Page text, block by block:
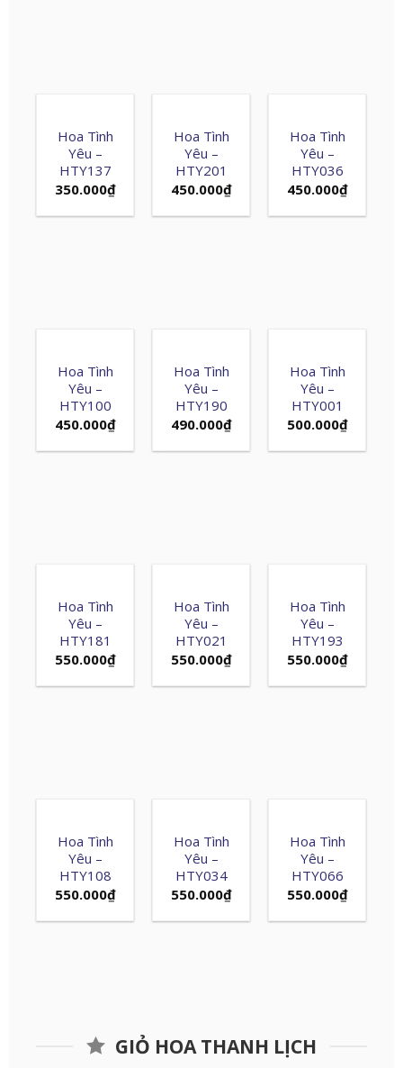
Hoa Tình
Yêu –
HTY137
350.000₫
Hoa Tình
Yêu –
HTY201
450.000₫
Hoa Tình
Yêu –
HTY036
450.000₫
Hoa Tình
Yêu –
HTY100
450.000₫
Hoa Tình
Yêu –
HTY190
490.000₫
Hoa Tình
Yêu –
HTY001
500.000₫
Hoa Tình
Yêu –
HTY181
550.000₫
Hoa Tình
Yêu –
HTY021
550.000₫
Hoa Tình
Yêu –
HTY193
550.000₫
Hoa Tình
Yêu –
HTY108
550.000₫
Hoa Tình
Yêu –
HTY034
550.000₫
Hoa Tình
Yêu –
HTY066
550.000₫
GIỎ HOA THANH LỊCH